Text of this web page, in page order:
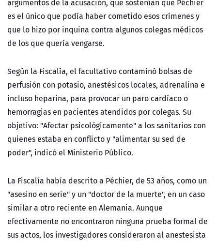
argumentos de la acusación, que sostenían que Péchier
es el único que podía haber cometido esos crímenes y
que lo hizo por inquina contra algunos colegas médicos
de los que quería vengarse.
Según la Fiscalía, el facultativo contaminó bolsas de
perfusión con potasio, anestésicos locales, adrenalina e
incluso heparina, para provocar un paro cardíaco o
hemorragias en pacientes atendidos por colegas. Su
objetivo: "Afectar psicológicamente" a los sanitarios con
quienes estaba en conflicto y "alimentar su sed de
poder", indicó el Ministerio Público.
La Fiscalía había descrito a Péchier, de 53 años, como un
"asesino en serie" y un "doctor de la muerte", en un caso
similar a otro reciente en Alemania. Aunque
efectivamente no encontraron ninguna prueba formal de
sus actos, los investigadores consideraron al anestesista